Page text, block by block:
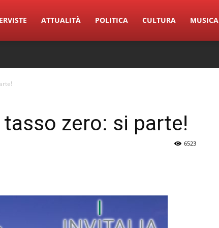
ATTUALITÀ POLITICA CULTURA MUSICA
zero: si parte!
6523